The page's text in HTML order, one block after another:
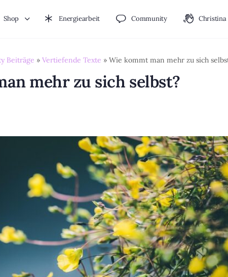
Shop Energiearbeit Community Christina
Beiträge » Vertiefende Texte » Wie kommt man mehr zu sich
mehr zu sich selbst?